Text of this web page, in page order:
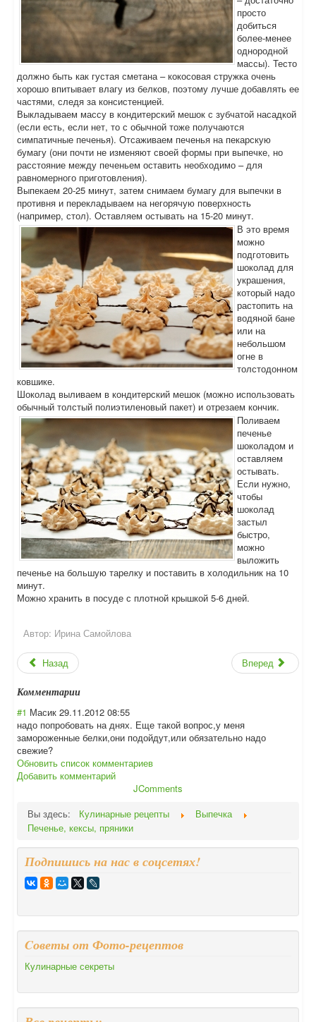
просто
добиться
более-менее
однородной
массы). Тесто
должно быть как густая сметана – кокосовая стружка очень
хорошо впитывает влагу из белков, поэтому лучше добавлять ее
частями, следя за консистенцией.
Выкладываем массу в кондитерский мешок с зубчатой насадкой
(если есть, если нет, то с обычной тоже получаются
симпатичные печенья). Отсаживаем печенья на пекарскую
бумагу (они почти не изменяют своей формы при выпечке, но
расстояние между печеньем оставить необходимо – для
равномерного приготовления).
Выпекаем 20-25 минут, затем снимаем бумагу для выпечки в
противня и перекладываем на негорячую поверхность
(например, стол). Оставляем остывать на 15-20 минут.
В это время
можно
подготовить
шоколад для
украшения,
который надо
растопить на
водяной бане
или на
небольшом
огне в
толстодонном
ковшике.
Шоколад выливаем в кондитерский мешок (можно использовать
обычный толстый полиэтиленовый пакет) и отрезаем кончик.
Поливаем
печенье
шоколадом и
оставляем
остывать.
Если нужно,
чтобы
шоколад
застыл
быстро,
можно
выложить
печенье на большую тарелку и поставить в холодильник на 10
минут.
Можно хранить в посуде с плотной крышкой 5-6 дней.
Автор: Ирина Самойлова
Назад Вперед
Комментарии
#1 Масик 29.11.2012 08:55
надо попробовать на днях. Еще такой вопрос,у меня
замороженные белки,они подойдут,или обязательно надо
свежие?
Обновить список комментариев
Добавить комментарий
JComments
Вы здесь:
Кулинарные рецепты
Выпечка
Печенье, кексы, пряники
Подпишись на нас в соцсетях!
Cоветы от Фото-рецептов
Кулинарные секреты